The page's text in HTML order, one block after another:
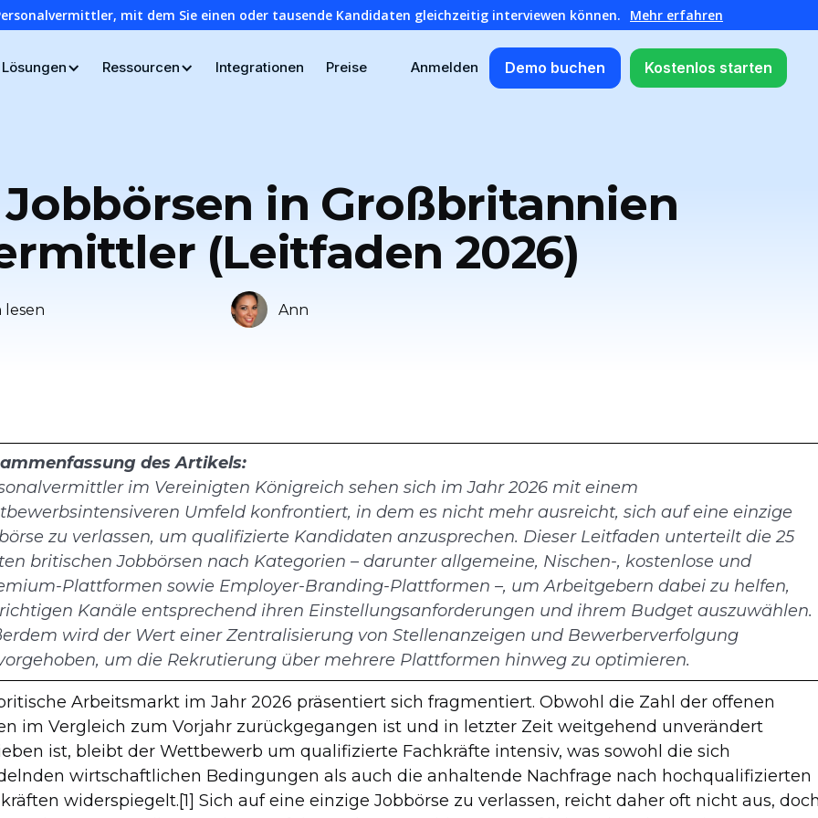
mit dem Sie einen oder tausende Kandidaten gleichzeitig interviewen können. Mehr erfahren
Lösungen Ressourcen Integrationen Preise Anmelden Demo buchen Kostenlos starten
Jobbörsen in Großbritannien
(Leitfaden 2026)
lesen Ann
des Artikels:
im Vereinigten Königreich sehen sich im Jahr 2026 mit einem
Umfeld konfrontiert, in dem es nicht mehr ausreicht, sich auf eine einzige
zu verlassen, um qualifizierte Kandidaten anzusprechen. Dieser Leitfaden unterteilt die 25
britischen Jobbörsen nach Kategorien – darunter allgemeine, Nischen-, kostenlose und
Plattformen sowie Employer-Branding-Plattformen –, um Arbeitgebern dabei zu helfen,
Kanäle entsprechend ihren Einstellungsanforderungen und ihrem Budget auszuwählen.
wird der Wert einer Zentralisierung von Stellenanzeigen und Bewerberverfolgung
um die Rekrutierung über mehrere Plattformen hinweg zu optimieren.
Arbeitsmarkt im Jahr 2026 präsentiert sich fragmentiert. Obwohl die Zahl der offenen
im Vergleich zum Vorjahr zurückgegangen ist und in letzter Zeit weitgehend unverändert
ist, bleibt der Wettbewerb um qualifizierte Fachkräfte intensiv, was sowohl die sich
wirtschaftlichen Bedingungen als auch die anhaltende Nachfrage nach hochqualifizierten
widerspiegelt.[1] Sich auf eine einzige Jobbörse zu verlassen, reicht daher oft nicht aus,